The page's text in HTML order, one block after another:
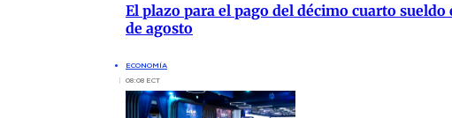
El plazo para el pago del décimo cuarto sueldo
de agosto
ECONOMÍA
08:08 ECT